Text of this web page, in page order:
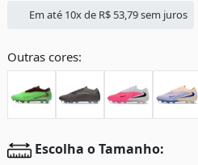
Em até 10x de R$ 53,79sem juros
Outras cores:
Escolha o Tamanho: